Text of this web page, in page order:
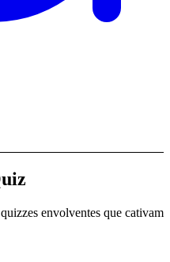
envolventes que cativam